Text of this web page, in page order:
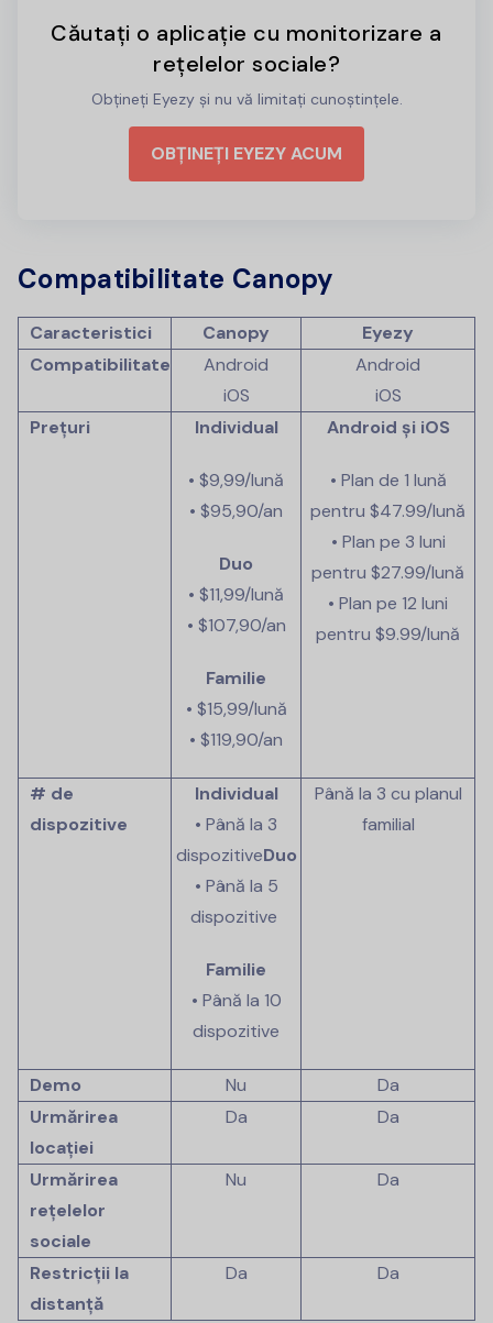
Căutați o aplicație cu monitorizare a
rețelelor sociale?
Obțineți Eyezy și nu vă limitați cunoștințele.
OBȚINEȚI EYEZY ACUM
Compatibilitate Canopy
Caracteristici Canopy
Eyezy
Compatibilitate
Android
iOS
Android
iOS
Prețuri
Individual
• $9,99/lună
• $95,90/an
Duo
• $11,99/lună
• $107,90/an
Familie
• $15,99/lună
• $119,90/an
Android și iOS
• Plan de 1 lună
pentru $47.99/lună
• Plan pe 3 luni
pentru $27.99/lună
• Plan pe 12 luni
pentru $9.99/lună
# de
dispozitive
Individual
• Până la 3
dispozitiveDuo
• Până la 5
dispozitive
Familie
• Până la 10
dispozitive
Până la 3 cu planul
familial
Demo Nu
Da
Urmărirea
locației
Da Da
Urmărirea
rețelelor
sociale
Nu Da
Restricții la
distanță
Da Da